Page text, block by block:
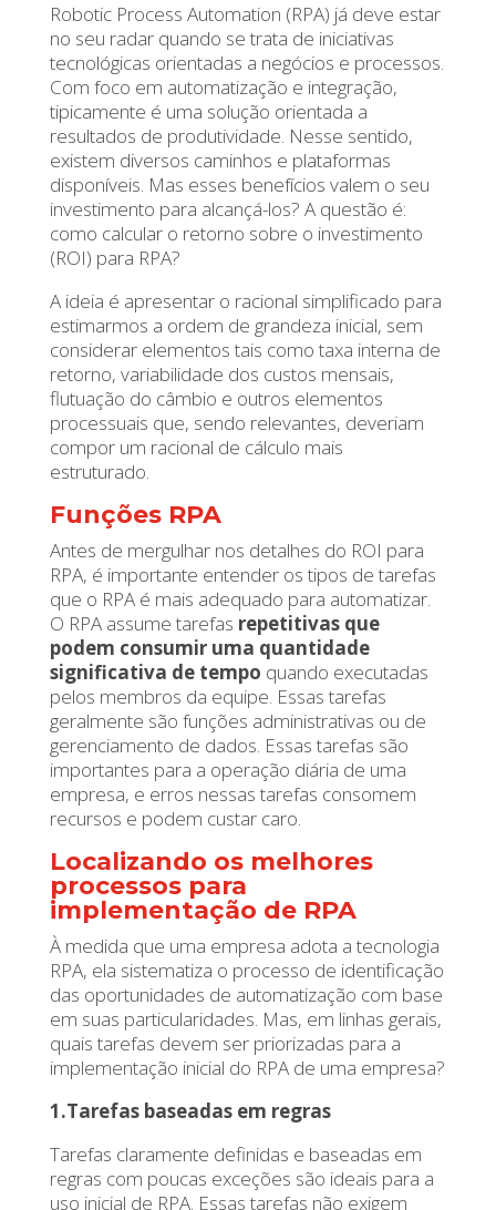
Robotic Process Automation (RPA) já deve estar
no seu radar quando se trata de iniciativas
tecnológicas orientadas a negócios e processos.
Com foco em automatização e integração,
tipicamente é uma solução orientada a
resultados de produtividade. Nesse sentido,
existem diversos caminhos e plataformas
disponíveis. Mas esses benefícios valem o seu
investimento para alcançá-los? A questão é:
como calcular o retorno sobre o investimento
(ROI) para RPA?
A ideia é apresentar o racional simplificado para
estimarmos a ordem de grandeza inicial, sem
considerar elementos tais como taxa interna de
retorno, variabilidade dos custos mensais,
flutuação do câmbio e outros elementos
processuais que, sendo relevantes, deveriam
compor um racional de cálculo mais
estruturado.
Funções RPA
Antes de mergulhar nos detalhes do ROI para
RPA, é importante entender os tipos de tarefas
que o RPA é mais adequado para automatizar.
O RPA assume tarefas repetitivas que
podem consumir uma quantidade
significativa de tempo quando executadas
pelos membros da equipe. Essas tarefas
geralmente são funções administrativas ou de
gerenciamento de dados. Essas tarefas são
importantes para a operação diária de uma
empresa, e erros nessas tarefas consomem
recursos e podem custar caro.
Localizando os melhores
processos para
implementação de RPA
À medida que uma empresa adota a tecnologia
RPA, ela sistematiza o processo de identificação
das oportunidades de automatização com base
em suas particularidades. Mas, em linhas gerais,
quais tarefas devem ser priorizadas para a
implementação inicial do RPA de uma empresa?
1.Tarefas baseadas em regras
Tarefas claramente definidas e baseadas em
regras com poucas exceções são ideais para a
uso inicial de RPA. Essas tarefas não exigem